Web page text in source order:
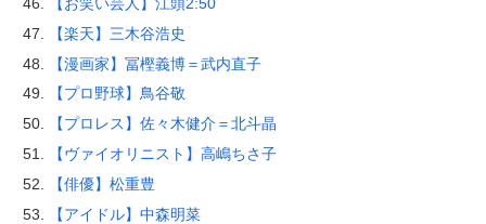
【楽天】三木谷浩史
【漫画家】冨樫義博＝武内直子
【プロ野球】鳥谷敬
【プロレス】佐々木健介＝北斗晶
【ヴァイオリニスト】高嶋ちさ子
【俳優】松重豊
【アイドル】中森明菜